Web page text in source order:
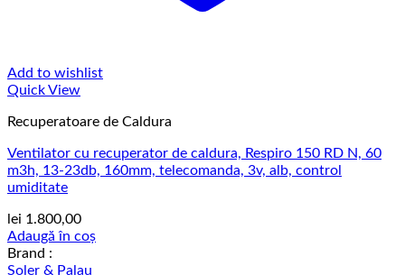
Add to wishlist
Quick View
Recuperatoare de Caldura
Ventilator cu recuperator de caldura, Respiro 150 RD N, 60
m3h, 13-23db, 160mm, telecomanda, 3v, alb, control
umiditate
lei 1.800,00
Adaugă în coș
Brand :
Soler & Palau